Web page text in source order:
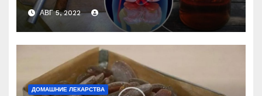
больше не болят
АВГ 5, 2022
ДОМАШНИЕ ЛЕКАРСТВА